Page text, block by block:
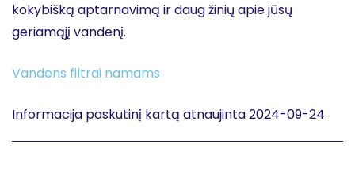
kokybišką aptarnavimą ir daug žinių apie jūsų
geriamąjį vandenį.
Vandens filtrai namams
Informacija paskutinį kartą atnaujinta 2024-09-24